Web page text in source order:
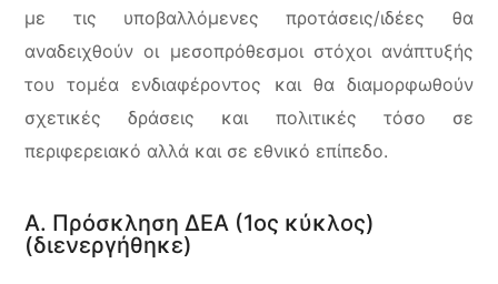
με τις υποβαλλόμενες προτάσεις/ιδέες θα
αναδειχθούν οι μεσοπρόθεσμοι στόχοι ανάπτυξής
του τομέα ενδιαφέροντος και θα διαμορφωθούν
σχετικές δράσεις και πολιτικές τόσο σε
περιφερειακό αλλά και σε εθνικό επίπεδο.
A. Πρόσκληση ΔΕΑ (1ος κύκλος)
(διενεργήθηκε)